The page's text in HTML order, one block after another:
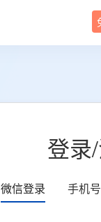
登录
微信登录 手机